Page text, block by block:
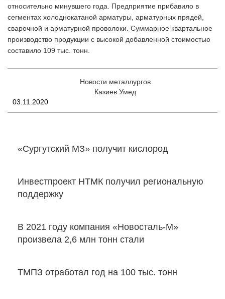
относительно минувшего года. Предприятие прибавило в
сегментах холоднокатаной арматуры, арматурных прядей,
сварочной и арматурной проволоки. Суммарное квартальное
производство продукции с высокой добавленной стоимостью
составило 109 тыс. тонн.
Новости металлургов
Казиев Умед
03.11.2020
«Сургутский МЗ» получит кислород
Инвестпроект НТМК получил региональную
поддержку
В 2021 году компания «Новосталь-М»
произвела 2,6 млн тонн стали
ТМПЗ отработал год на 100 тыс. тонн